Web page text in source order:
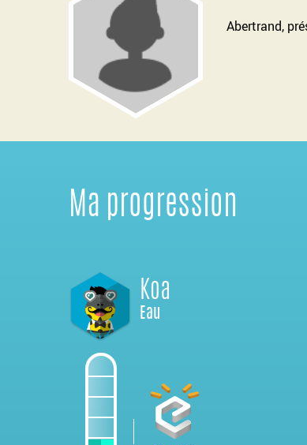
Abertrand,
Ma progression
Koa
Eau